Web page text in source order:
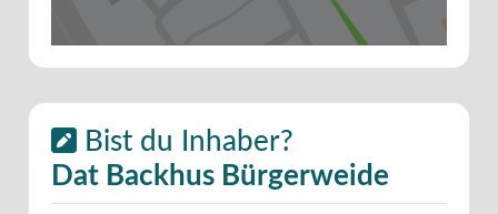
Bist du Inhaber?
Dat Backhus Bürgerweide